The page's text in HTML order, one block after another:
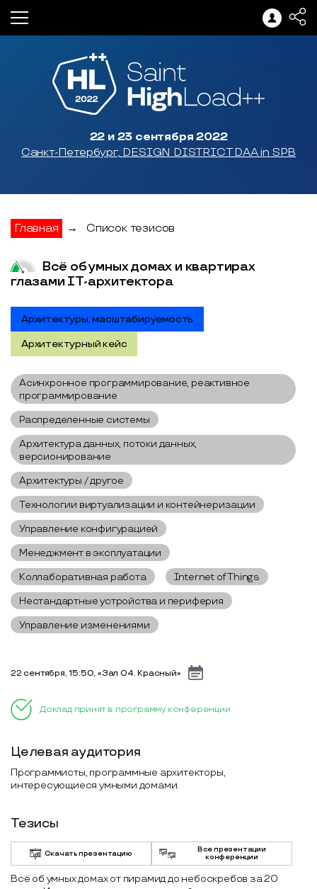
22 и 23 сентября 2022
Санкт-Петербург, DESIGN DISTRICT DAA in SPB
Главная → Список тезисов
Всё об умных домах и квартирах
глазами IT-архитектора
Архитектуры, масштабируемость
Архитектурный кейс
Асинхронное программирование, реактивное
программирование
Распределенные системы
Архитектура данных, потоки данных,
версионирование
Архитектуры / другое
Технологии виртуализации и контейнеризации
Управление конфигурацией
Менеджмент в эксплуатации
Коллаборативная работа
Internet of Things
Нестандартные устройства и периферия
Управление изменениями
22 сентября, 15:50, «Зал 04. Красный»
Доклад принят в программу конференции
Целевая аудитория
Программисты, программные архитекторы,
интересующиеся умными домами.
Тезисы
Скачать презентацию
Все презентации
конференции
Всё об умных домах от пирамид до небоскребов за 20